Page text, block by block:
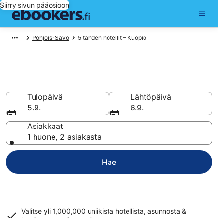
Siirry sivun pääosioon
Pohjois-Savo 5 tähden hotellit – Kuopio
Tulopäivä
5.9.
Lähtöpäivä
6.9.
Asiakkaat
1 huone, 2 asiakasta
Hae
Valitse yli 1,000,000 uniikista hotellista, asunnosta &